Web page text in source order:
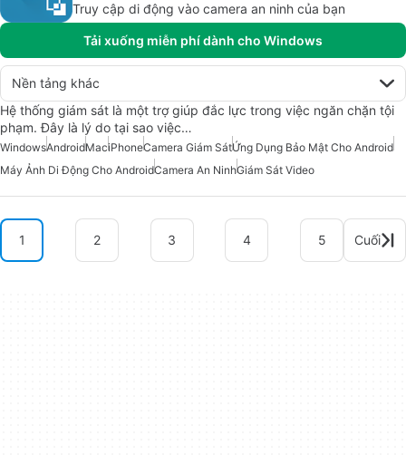
Truy cập di động vào camera an ninh của bạn
Tải xuống miễn phí dành cho Windows
Nền tảng khác
Hệ thống giám sát là một trợ giúp đắc lực trong việc ngăn chặn tội
phạm. Đây là lý do tại sao việc…
WindowsAndroidMaciPhoneCamera Giám SátỨng Dụng Bảo Mật Cho Android
Máy Ảnh Di Động Cho AndroidCamera An NinhGiám Sát Video
1 2 3 4 5 Cuối